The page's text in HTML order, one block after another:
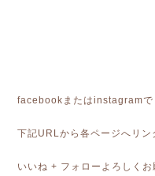
facebookまたはinstagramで
下記URLから各ページへリン
いいね + フォローよろしくお